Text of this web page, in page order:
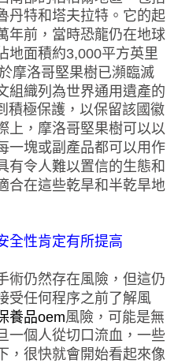
丹特和塔夫拉特。它的起
年前，當時恐龍仍在地球
地面積約3,000平方英里
摩洛哥堅果樹已瀕臨滅
組織列為世界通用遺產的
積極保護，以保留該國徽
上，摩洛哥堅果樹可以以
一塊或副產品都可以用作
有令人難以置信的生態和
合在這些乾旱和半乾旱地
全性肯定有所提高
術仍然存在風險，但這仍
受任何程序之前了解風
養品oem風險，可能是無
一個人從切口流血，一些
，很快就會開始看起來像